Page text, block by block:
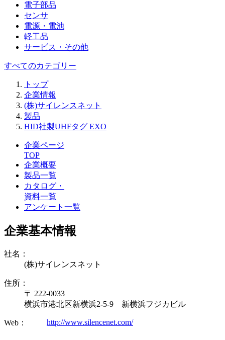
電子部品
センサ
電源・電池
軽工品
サービス・その他
すべてのカテゴリー
トップ
企業情報
(株)サイレンスネット
製品
HID社製UHFタグ EXO
企業ページ
TOP
企業概要
製品一覧
カタログ・
資料一覧
アンケート一覧
企業基本情報
社名：
(株)サイレンスネット
住所：
〒 222-0033
横浜市港北区新横浜2-5-9 新横浜フジカビル
Web： http://www.silencenet.com/